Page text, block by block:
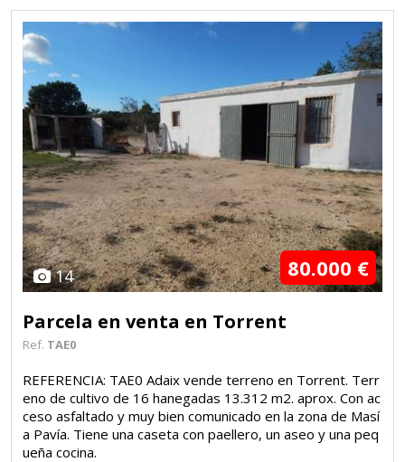
14 80.000 €
Parcela en venta en Torrent
Ref. TAE0
REFERENCIA: TAE0 Adaix vende terreno en Torrent. Terr
eno de cultivo de 16 hanegadas 13.312 m2. aprox. Con ac
ceso asfaltado y muy bien comunicado en la zona de Masí
a Pavía. Tiene una caseta con paellero, un aseo y una peq
ueña cocina.